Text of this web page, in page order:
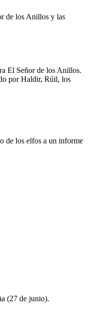
de los Anillos y las
El Señor de los Anillos.
por Haldir, Rúil, los
de los elfos a un informe
(27 de junio).